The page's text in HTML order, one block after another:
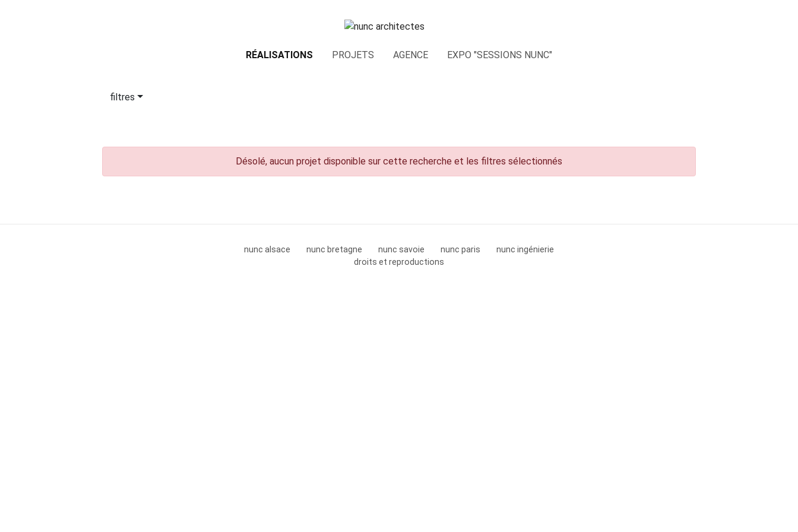
RÉALISATIONS PROJETS AGENCE EXPO "SESSIONS NUNC"
filtres
Désolé, aucun projet disponible sur cette recherche et les filtres sélectionnés
nunc alsace nunc bretagne nunc savoie nunc paris
nunc ingénierie
droits et reproductions